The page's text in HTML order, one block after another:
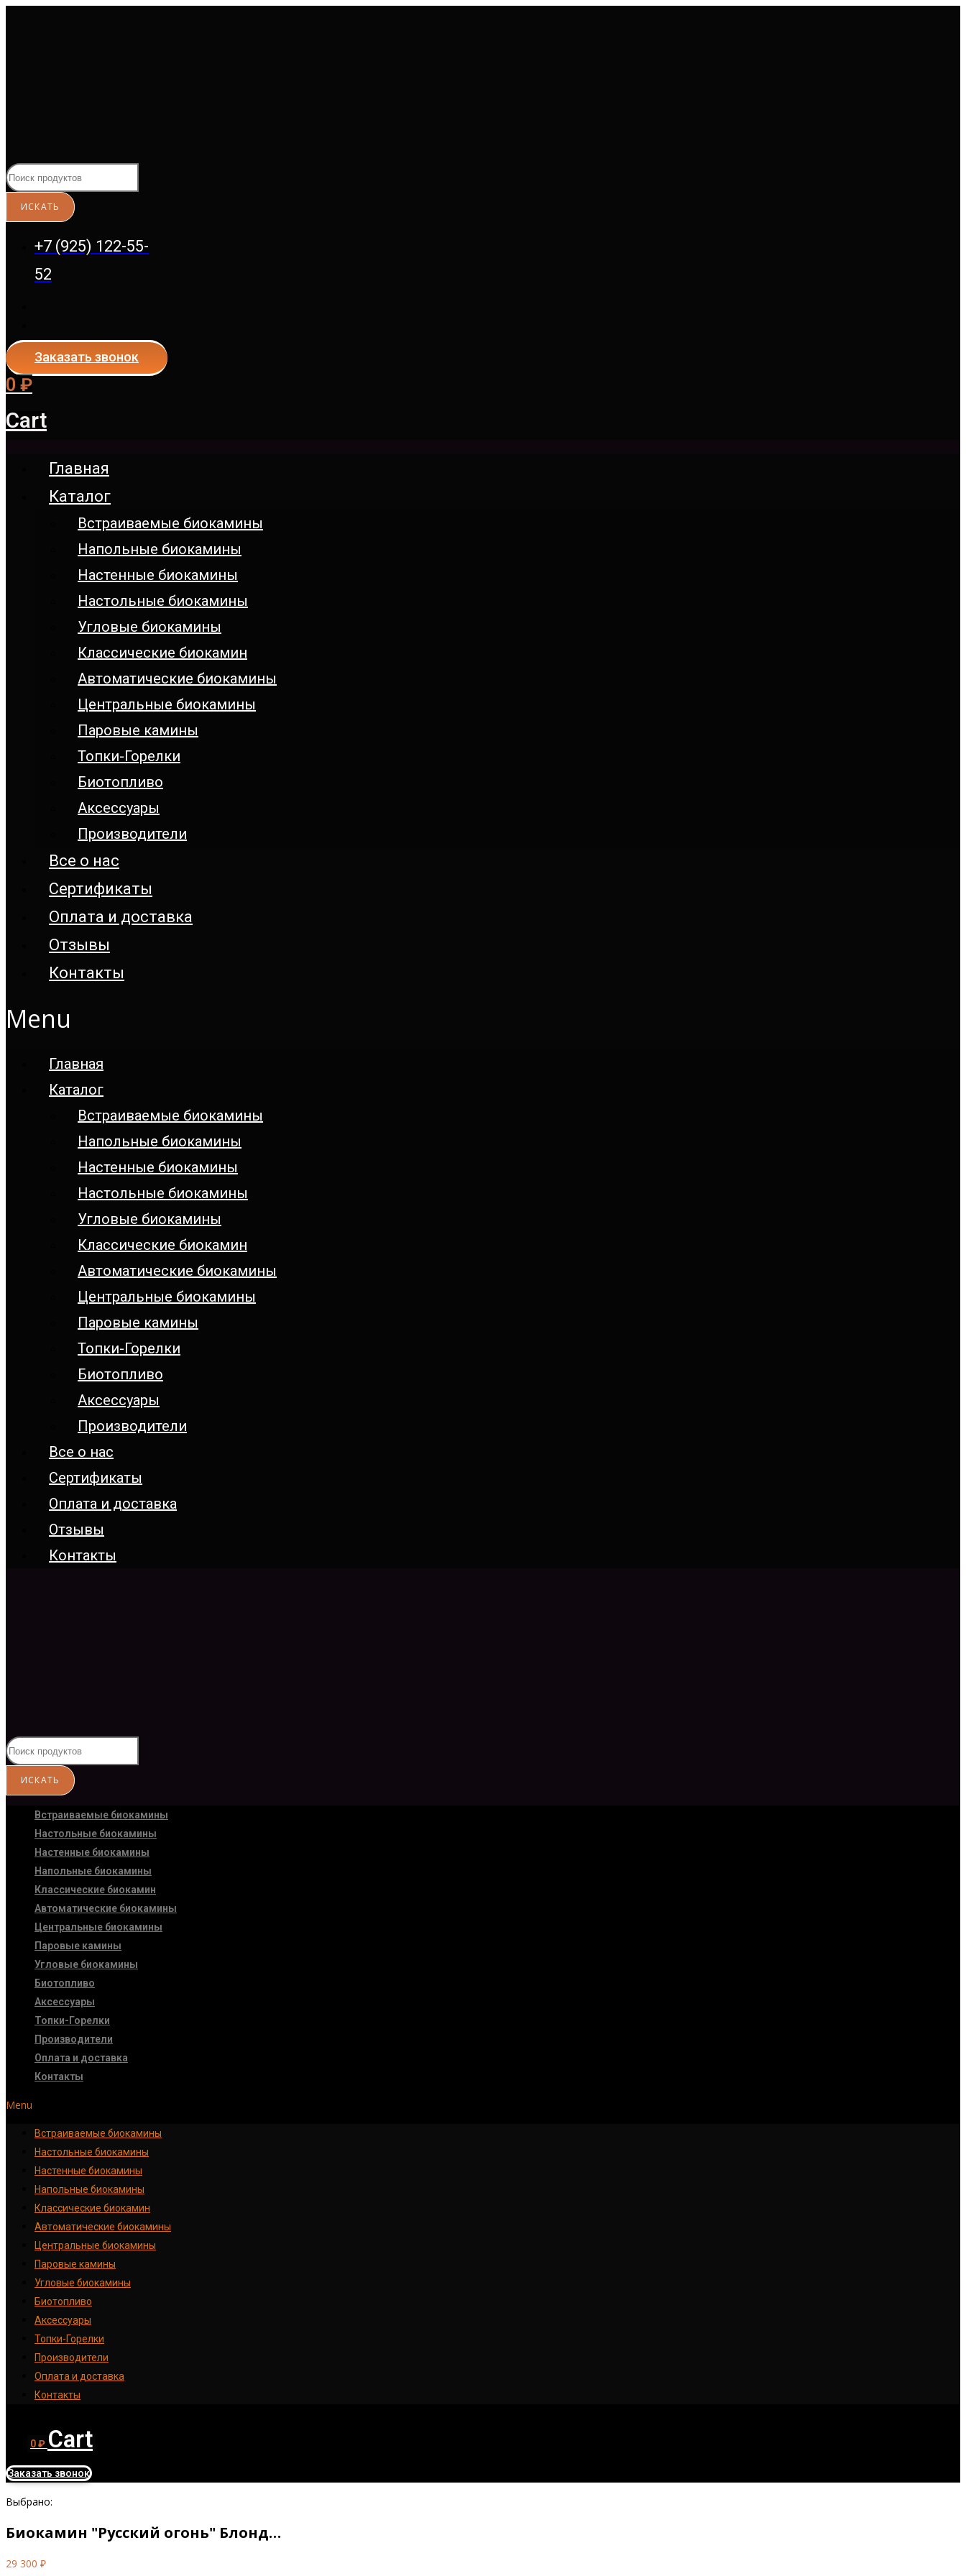
+7 (925) 122-55-
52
Заказать звонок
0 ₽
Cart
Главная
Каталог
Встраиваемые биокамины
Напольные биокамины
Настенные биокамины
Настoльные биокамины
Угловые биокамины
Классические биокамин
Автоматические биокамины
Центральные биокамины
Паровые камины
Топки-Горелки
Биотопливо
Аксессуары
Производители
Все о нас
Сертификаты
Оплата и доставка
Отзывы
Контакты
Menu
Главная
Каталог
Встраиваемые биокамины
Напольные биокамины
Настенные биокамины
Настoльные биокамины
Угловые биокамины
Классические биокамин
Автоматические биокамины
Центральные биокамины
Паровые камины
Топки-Горелки
Биотопливо
Аксессуары
Производители
Все о нас
Сертификаты
Оплата и доставка
Отзывы
Контакты
Встраиваемые биокамины
Настoльные биокамины
Настенные биокамины
Напольные биокамины
Классические биокамин
Автоматические биокамины
Центральные биокамины
Паровые камины
Угловые биокамины
Биотопливо
Аксессуары
Топки-Горелки
Производители
Оплата и доставка
Контакты
Menu
Встраиваемые биокамины
Настoльные биокамины
Настенные биокамины
Напольные биокамины
Классические биокамин
Автоматические биокамины
Центральные биокамины
Паровые камины
Угловые биокамины
Биотопливо
Аксессуары
Топки-Горелки
Производители
Оплата и доставка
Контакты
0₽ Cart
Заказать звонок
Выбрано:
Биокамин "Русский огонь" Блонд…
29 300 ₽